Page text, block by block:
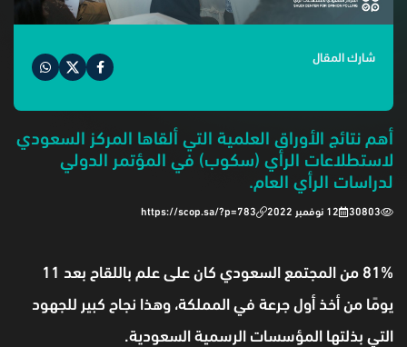
شارك المقال
‏أهم نتائج الأوراق العلمية التي ألقاها المركز السعودي
لاستطلاعات الرأي (سكوب) في المؤتمر الدولي
لدراسات الرأي العام.‏⁦‬⁩
30803 12 نوفمبر 2022 https://scop.sa/?p=783
81% من المجتمع السعودي كان على علم باللقاح بعد 11
يومًا من أخذ أول جرعة في المملكة، وهذا نجاح كبير للجهود
التي بذلتها المؤسسات الرسمية السعودية.